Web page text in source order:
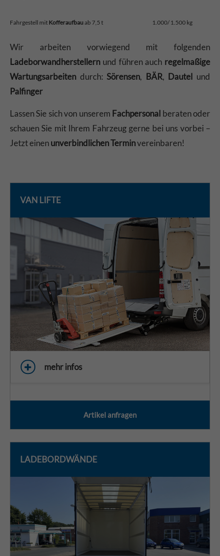
Fahrgestell mit Kofferaufbauab 7,5 t 1.000/ 1.500 kg
Wir arbeiten vorwiegend mit folgenden
Ladeborwandherstellern und führen auch regelmaßige
Wartungsarbeiten durch: Sörensen, BÄR, Dautel und
Palfinger
Lassen Sie sich von unserem Fachpersonal beraten oder
schauen Sie mit Ihrem Fahrzeug gerne bei uns vorbei –
Jetzt einenunverbindlichen Terminvereinbaren!
VAN LIFTE
mehr infos
Artikel anfragen
LADEBORDWÄNDE